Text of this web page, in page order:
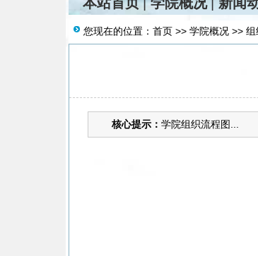
您现在的位置： 首页 >> 学院概况 >> 组
核心提示： 学院组织流程图...